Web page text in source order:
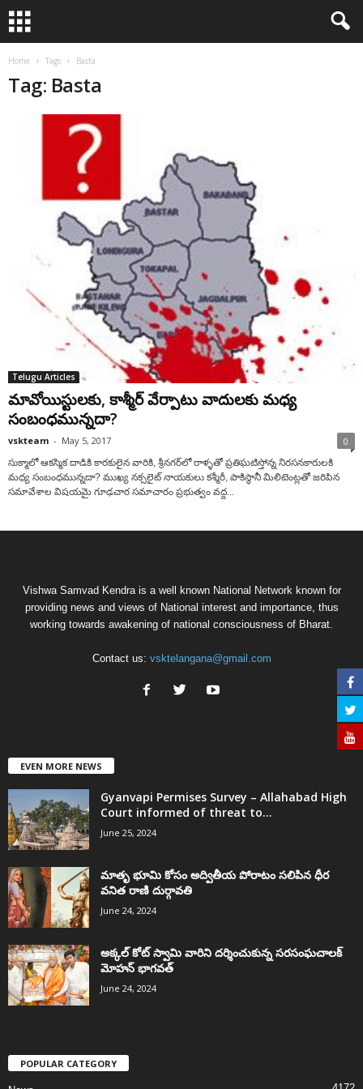
Home Tags Basta
Tag: Basta
Telugu Articles
మావోయిస్టులకు, కాశ్మీర్ వేర్పాటు వాదులకు మధ్య
సంబంధమున్నదా?
vskteam - May 5, 2017 0
సుక్మాలో ఆకస్మిక దాడికి కారకులైన వారికి, శ్రీనగర్‌లో రాళ్ళతో ప్రతిఘటిస్తోన్న నిరసనకారులకి
మధ్య సంబంధమున్నదా? ముఖ్య నక్సలైట్‌ నాయకులు కశ్మీరీ, పాకిస్థానీ మిలిటెంట్లతో జరిపిన
సమావేశాల విషయమై గూఢచార సమాచారం ప్రభుత్వం వద్ద...
Vishwa Samvad Kendra is a well known National Network known for
providing news and views of National interest and importance, thus
working towards awakening of national consciousness of Bharat.
Contact us: vsktelangana@gmail.com
EVEN MORE NEWS
Gyanvapi Permises Survey – Allahabad High
Court informed of threat to...
June 25, 2024
మాతృ భూమి కోసం అద్వితీయ పోరాటం సలిపిన ధీర
వనిత రాణి దుర్గావతి
June 24, 2024
అక్కల్‌ కోట్‌ స్వామి వారిని దర్శించుకున్న సరసంఘచాలక్
మోహన్ భాగవత్
June 24, 2024
POPULAR CATEGORY